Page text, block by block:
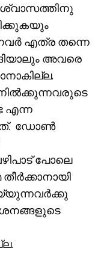
എത്ര തന്നെ
അവരെ
എന്ന
ഡോൺ
പോലെ